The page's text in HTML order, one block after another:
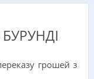
грошей з